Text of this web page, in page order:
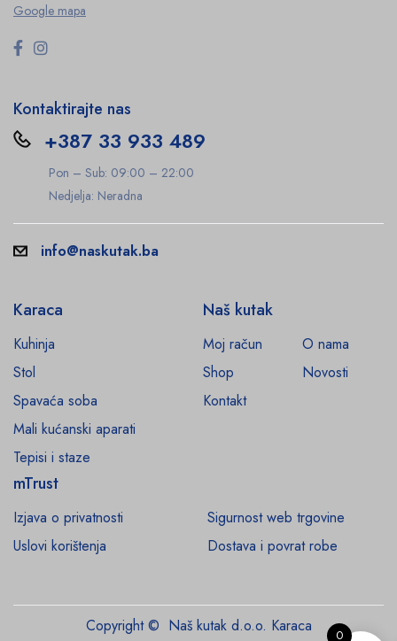
Google mapa
Kontaktirajte nas
+387 33 933 489
Pon – Sub: 09:00 – 22:00
Nedjelja: Neradna
info@naskutak.ba
Karaca
Kuhinja
Stol
Spavaća soba
Mali kućanski aparati
Tepisi i staze
Naš kutak
Moj račun
O nama
Shop
Novosti
Kontakt
mTrust
Izjava o privatnosti
Sigurnost web trgovine
Uslovi korištenja
Dostava i povrat robe
Copyright © Naš kutak d.o.o. Karaca
0